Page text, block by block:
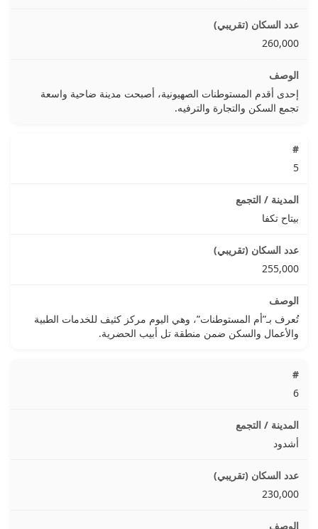
260,000
إحدى أقدم المستوطنات الصهيونية، أصبحت مدينة ضاحية واسعة
تجمع السكن والتجارة والترفيه.
5
بيتاح تكفا
255,000
تُعرف بـ”أم المستوطنات”، وهي اليوم مركز كثيف للخدمات الطبية
والأعمال والسكن ضمن منطقة تل أبيب الحضرية.
6
أشدود
230,000